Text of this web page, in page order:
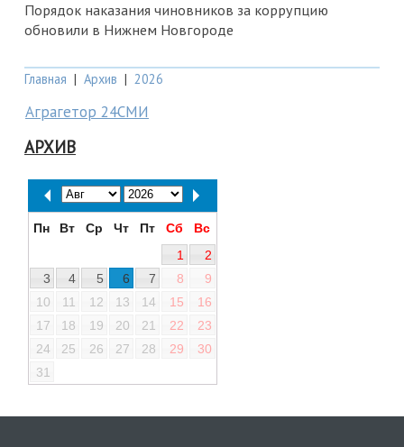
Порядок наказания чиновников за коррупцию
обновили в Нижнем Новгороде
Главная | Архив | 2026
Аграгетор 24СМИ
АРХИВ
Пн Вт Ср Чт Пт Сб
Вс
1
2
3
4 5 6 7 8
9
10
11 12 13 14 15
16
17
18 19 20 21 22
23
24
25 26 27 28 29
30
31